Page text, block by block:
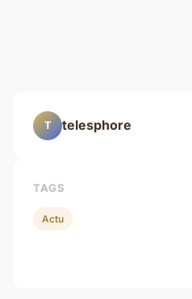
T telesphore
TAGS
Actu